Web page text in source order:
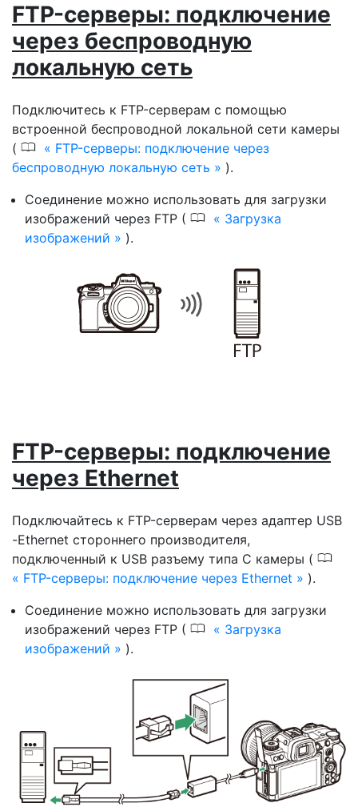
FTP-серверы: подключение
через беспроводную
локальную сеть
Подключитесь к FTP-серверам с помощью
встроенной беспроводной локальной сети камеры
( 0
FTP-серверы: подключение через
беспроводную локальную сеть
).
Соединение можно использовать для загрузки
изображений через FTP ( 0
Загрузка
изображений
).
FTP-серверы: подключение
через Ethernet
Подключайтесь к FTP-серверам через адаптер USB
-Ethernet стороннего производителя,
подключенный к USB разъему типа C камеры ( 0
FTP-серверы: подключение через Ethernet
).
Соединение можно использовать для загрузки
изображений через FTP ( 0
Загрузка
изображений
).